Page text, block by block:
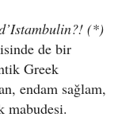
(*)
de bir
Greek
endam sağlam,
mabudesi.